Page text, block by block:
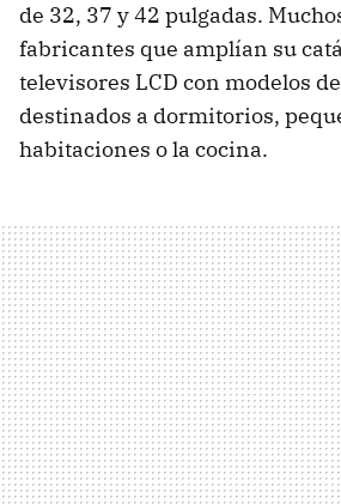
de 32, 37 y 42 pulgadas.
fabricantes que amplían su
televisores LCD con modelos
destinados a dormitorios,
habitaciones o la cocina.